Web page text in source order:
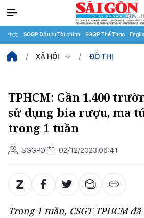
中文 SGGP Đầu tư Tài chính SGGP Thể Thao
XÃ HỘI ĐÔ THỊ
TPHCM: Gần 1.400
sử dụng bia rượu, ma
trong 1 tuần
SGGPO 02/12/2023 06:41
Trong 1 tuần, CSGT TPHCM